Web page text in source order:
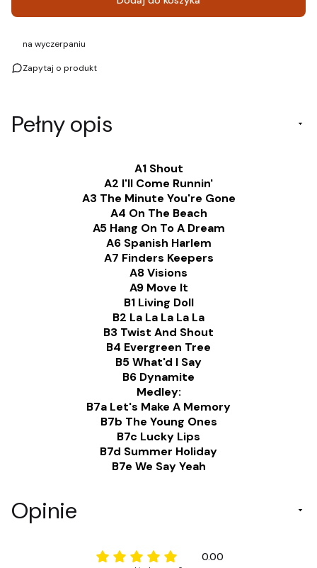
na wyczerpaniu
Zapytaj o produkt
Pełny opis
A1 Shout
A2 I'll Come Runnin'
A3 The Minute You're Gone
A4 On The Beach
A5 Hang On To A Dream
A6 Spanish Harlem
A7 Finders Keepers
A8 Visions
A9 Move It
B1 Living Doll
B2 La La La La La
B3 Twist And Shout
B4 Evergreen Tree
B5 What'd I Say
B6 Dynamite
Medley:
B7a Let's Make A Memory
B7b The Young Ones
B7c Lucky Lips
B7d Summer Holiday
B7e We Say Yeah
Opinie
0.00